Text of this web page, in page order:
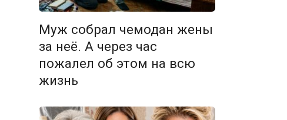
Муж собрал чемодан жены
за неё. А через час
пожалел об этом на всю
жизнь